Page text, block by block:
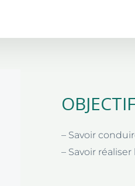
– Savoir
– Savoir